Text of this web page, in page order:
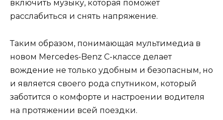
включить музыку, которая поможет
расслабиться и снять напряжение.
Таким образом, понимающая мультимедиа в
новом Mercedes-Benz C-классе делает
вождение не только удобным и безопасным, но
и является своего рода спутником, который
заботится о комфорте и настроении водителя
на протяжении всей поездки.